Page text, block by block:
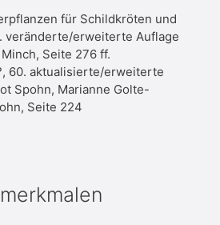
für Schildkröten und
veränderte/erweiterte Auflage
Seite 276 ff.
60. aktualisierte/erweiterte
Spohn, Marianne Golte-
Seite 224